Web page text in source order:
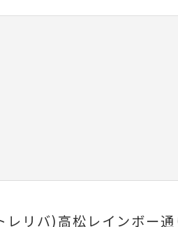
レリバ)高松レインボー